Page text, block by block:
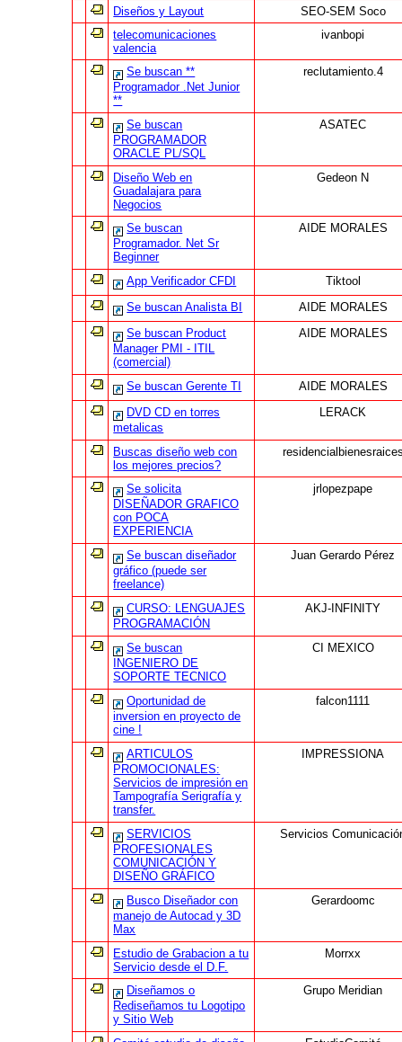
Diseños y Layout
SEO-SEM Soco
telecomunicaciones
valencia
ivanbopi
Se buscan **
Programador .Net Junior
**
reclutamiento.4
Se buscan
PROGRAMADOR
ORACLE PL/SQL
ASATEC
Diseño Web en
Guadalajara para
Negocios
Gedeon N
Se buscan
Programador. Net Sr
Beginner
AIDE MORALES
App Verificador CFDI
Tiktool
Se buscan Analista BI
AIDE MORALES
Se buscan Product
Manager PMI - ITIL
(comercial)
AIDE MORALES
Se buscan Gerente TI
AIDE MORALES
DVD CD en torres
metalicas
LERACK
Buscas diseño web con
los mejores precios?
Se solicita
DISEÑADOR GRAFICO
con POCA
EXPERIENCIA
jrlopezpape
Se buscan diseñador
gráfico (puede ser
freelance)
Juan Gerardo Pérez
CURSO: LENGUAJES
PROGRAMACIÓN
AKJ-INFINITY
Se buscan
INGENIERO DE
SOPORTE TECNICO
CI MEXICO
Oportunidad de
inversion en proyecto de
cine !
falcon1111
ARTICULOS
PROMOCIONALES:
Servicios de impresión en
Tampografía Serigrafía y
transfer.
IMPRESSIONA
SERVICIOS
PROFESIONALES
COMUNICACIÓN Y
DISEÑO GRÁFICO
Servicios
Busco Diseñador con
manejo de Autocad y 3D
Max
Gerardoomc
Estudio de Grabacion a tu
Servicio desde el D.F.
Morrxx
Diseñamos o
Rediseñamos tu Logotipo
y Sitio Web
Grupo Meridian